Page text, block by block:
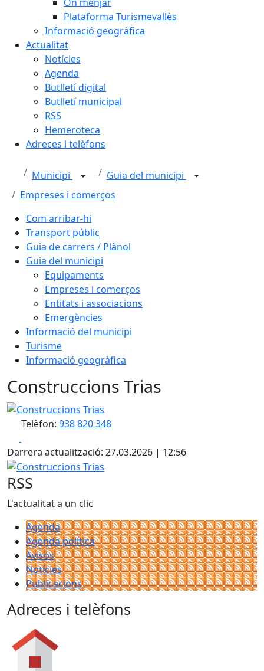
Plataforma Turismevallès
Informació geogràfica
Actualitat
Notícies
Agenda
Butlletí digital
Butlletí municipal
RSS
Hemeroteca
Adreces i telèfons
Municipi
Guia del municipi
Empreses i comerços
Com arribar-hi
Transport públic
Guia de carrers / Plànol
Guia del municipi
Equipaments
Empreses i comerços
Entitats i associacions
Emergències
Informació del municipi
Turisme
Informació geogràfica
Construccions Trias
Construccions Trias
Telèfon: 938 820 348
Darrera actualització: 27.03.2026 | 12:56
Construccions Trias
RSS
L'actualitat a un clic
Agenda
Agenda política
Avisos
Notícies
Publicacions
Adreces i telèfons